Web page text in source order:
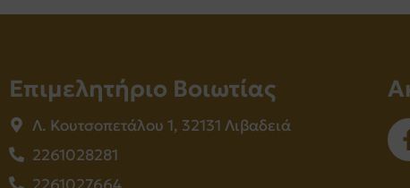
Επιμελητήριο Βοιωτίας
Λ. Κουτσοπετάλου 1, 32131 Λιβαδειά
2261028281